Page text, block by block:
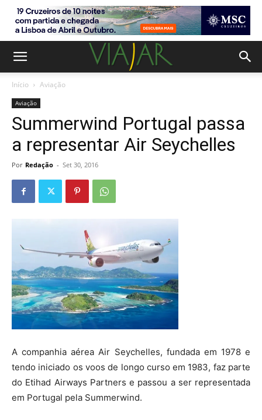
Início Aviação
Aviação
Summerwind Portugal passa
a representar Air Seychelles
Por Redação - Set 30, 2016
A companhia aérea Air Seychelles, fundada em 1978 e
tendo iniciado os voos de longo curso em 1983, faz parte
do Etihad Airways Partners e passou a ser representada
em Portugal pela Summerwind.